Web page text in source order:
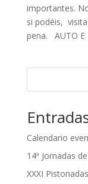
importantes.
si podéis,
pena. AUTO E
Calendario
14ª Jornadas
XXXI Pistonadas